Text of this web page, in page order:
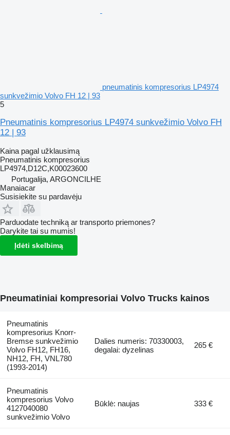
pneumatinis kompresorius LP4974
sunkvežimio Volvo FH 12 | 93
5
Pneumatinis kompresorius LP4974 sunkvežimio Volvo FH
12 | 93
Kaina pagal užklausimą
Pneumatinis kompresorius
LP4974,D12C,K00023600
Portugalija, ARGONCILHE
Manaiacar
Susisiekite su pardavėju
Parduodate techniką ar transporto priemones?
Darykite tai su mumis!
Įdėti skelbimą
Pneumatiniai kompresoriai Volvo Trucks kainos
Pneumatinis
kompresorius Knorr-
Bremse sunkvežimio
Volvo FH12, FH16,
NH12, FH, VNL780
(1993-2014)
Dalies numeris: 70330003,
degalai: dyzelinas
265 €
Pneumatinis
kompresorius Volvo
4127040080
sunkvežimio Volvo
Būklė: naujas 333 €